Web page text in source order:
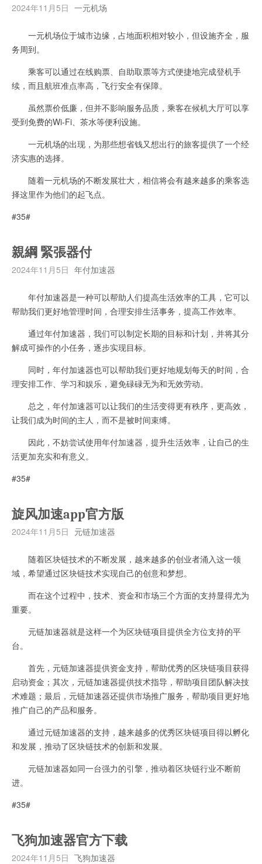
2024年11月5日 一元机场
一元机场位于城市边缘，占地面积相对较小，但设施齐全，服
务周到。
乘客可以通过在线购票、自助取票等方式便捷地完成登机手
续，而且航班准点率高，飞行安全有保障。
虽然票价低廉，但并不影响服务品质，乘客在候机大厅可以享
受到免费的Wi-Fi、茶水等便利设施。
一元机场的出现，为那些想省钱又想出行的旅客提供了一个经
济实惠的选择。
随着一元机场的不断发展壮大，相信将会有越来越多的乘客选
择这里作为他们的起飞点。
#35#
親綱 緊張器付
2024年11月5日 年付加速器
年付加速器是一种可以帮助人们提高生活效率的工具，它可以
帮助我们更好地管理时间，合理安排生活事务，提高工作效率。
通过年付加速器，我们可以制定长期的目标和计划，并将其分
解成可操作的小任务，逐步实现目标。
同时，年付加速器也可以帮助我们更好地规划每天的时间，合
理安排工作、学习和娱乐，避免碌碌无为和无效劳动。
总之，年付加速器可以让我们的生活变得更有秩序，更高效，
让我们成为时间的主人，而不是被时间束缚。
因此，不妨尝试使用年付加速器，提升生活效率，让自己的生
活更加充实和有意义。
#35#
旋风加速app官方版
2024年11月5日 元链加速器
随着区块链技术的不断发展，越来越多的创业者涌入这一领
域，希望通过区块链技术实现自己的创意和梦想。
而在这个过程中，技术、资金和市场三个方面的支持显得尤为
重要。
元链加速器就是这样一个为区块链项目提供全方位支持的平
台。
首先，元链加速器提供资金支持，帮助优秀的区块链项目获得
启动资金；其次，元链加速器提供技术指导，帮助项目团队解决技
术难题；最后，元链加速器还提供市场推广服务，帮助项目更好地
推广自己的产品和服务。
通过元链加速器的支持，越来越多的优秀区块链项目得以孵化
和发展，推动了区块链技术的创新和发展。
元链加速器如同一台强力的引擎，推动着区块链行业不断前
进。
#35#
飞狗加速器官方下载
2024年11月5日 飞狗加速器